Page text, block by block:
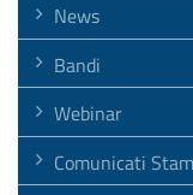
News
Bandi
Webinar
Comunicati